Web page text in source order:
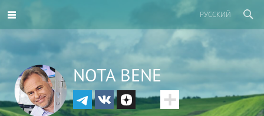
РУССКИЙ
NOTA BENE